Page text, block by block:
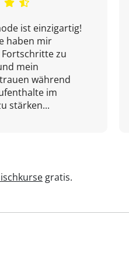
ist einzigartig!
haben mir
zu
mein
während
im
stärken...
gratis.